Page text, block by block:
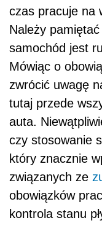
czas pracuje na
Należy
samochód jest
Mówiąc o
zwrócić uwagę
tutaj przede
auta.
czy stosowanie
który znacznie
związanych ze
obowiązków
kontrola stanu